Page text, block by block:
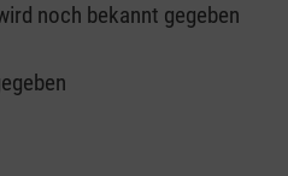
noch bekannt gegeben